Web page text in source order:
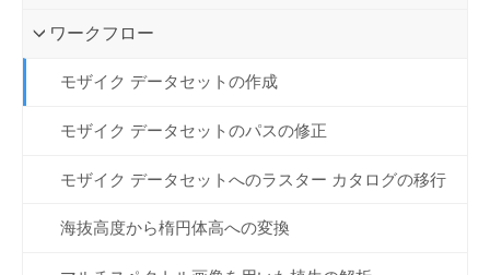
ワークフロー
モザイク データセットの作成
モザイク データセットのパスの修正
モザイク データセットへのラスター カタログの移行
海抜高度から楕円体高への変換